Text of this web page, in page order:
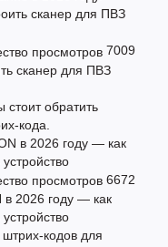
7009
сканер для ПВЗ
обратить
кода.
6672
в 2026 году — как
кодов для